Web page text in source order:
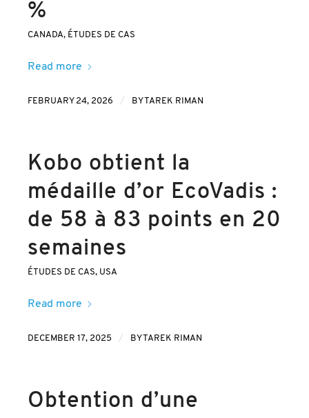
%
CANADA, ÉTUDES DE CAS
Read more
FEBRUARY 24, 2026 / BYTAREK RIMAN
Kobo obtient la
médaille d’or EcoVadis :
de 58 à 83 points en 20
semaines
ÉTUDES DE CAS, USA
Read more
DECEMBER 17, 2025 / BYTAREK RIMAN
Obtention d’une